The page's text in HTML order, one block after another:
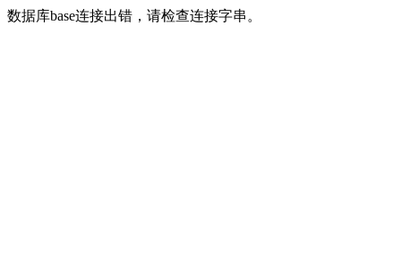
数据库base连接出错，请检查连接字串。